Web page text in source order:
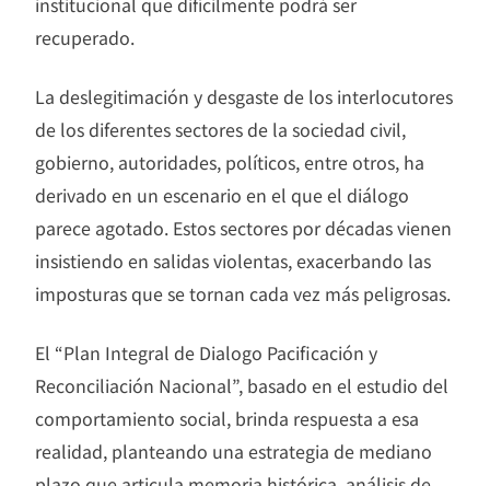
recuperado.
La deslegitimación y desgaste de los interlocutores
de los diferentes sectores de la sociedad civil,
gobierno, autoridades, políticos, entre otros, ha
derivado en un escenario en el que el diálogo
parece agotado. Estos sectores por décadas vienen
insistiendo en salidas violentas, exacerbando las
imposturas que se tornan cada vez más peligrosas.
El “Plan Integral de Dialogo Pacificación y
Reconciliación Nacional”, basado en el estudio del
comportamiento social, brinda respuesta a esa
realidad, planteando una estrategia de mediano